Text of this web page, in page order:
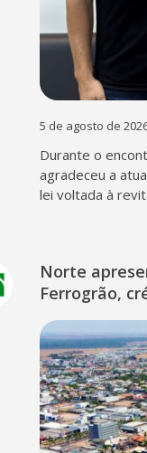
5 de agosto de
Durante o
agradeceu a
lei voltada à
Norte
Ferrogrão,